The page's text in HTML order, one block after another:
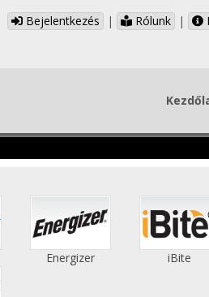
Bejelentkezés | Rólunk |
Energizer iBite